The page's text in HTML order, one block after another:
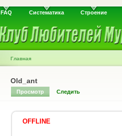
FAQ Систематика Строение
Главная
Old_ant
Просмотр Следить
OFFLINE